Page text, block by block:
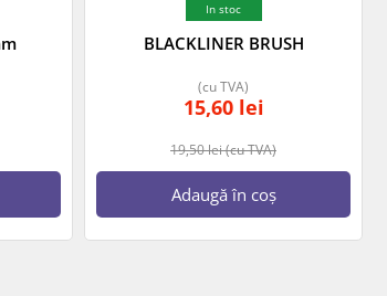
In stoc
BLACKLINER BRUSH
19,50lei(cu TVA)
15,60 lei
(cu TVA)
Adaugă în coș